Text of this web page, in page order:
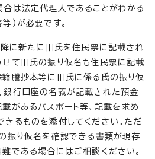
合は法定代理人であることがわかる
）が必要です。
に新たに旧氏を住民票に記載され
せて旧氏の振り仮名も住民票に記載
籍謄抄本等に旧氏に係る氏の振り仮
銀行口座の名義が記載された預金
があるパスポート等、記載を求め
るものを添付してください。ただ
振り仮名を確認できる書類が現存
である場合にはご相談ください。